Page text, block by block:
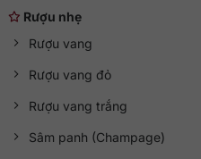
Rượu nhẹ
Rượu vang
Rượu vang đỏ
Rượu vang trắng
Sâm panh (Champage)